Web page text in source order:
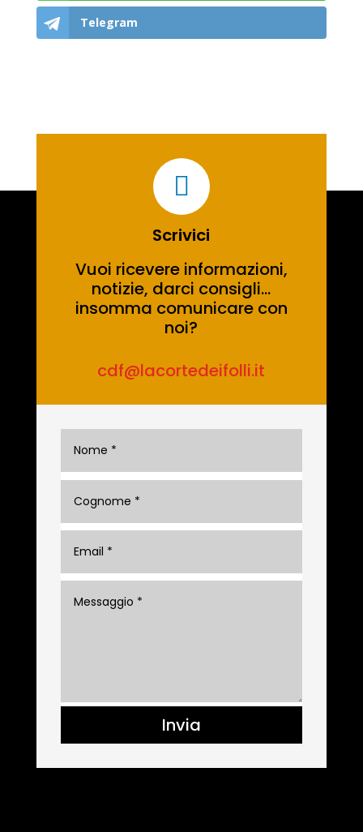
Telegram

Scrivici
Vuoi ricevere informazioni,
notizie, darci consigli…
insomma comunicare con
noi?
cdf@lacortedeifolli.it
Invia